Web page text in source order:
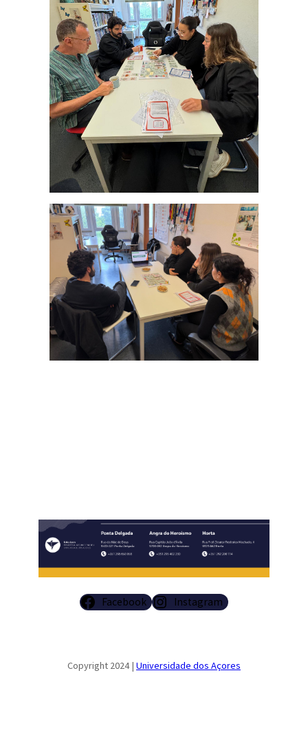
Facebook Instagram
Copyright 2024 | Universidade dos Açores